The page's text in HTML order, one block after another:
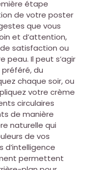
étape
de votre poster
que vous
et d’attention,
satisfaction ou
peau. Il peut s’agir
du
chaque soir, ou
votre crème
circulaires
de manière
naturelle qui
de vos
d’intelligence
permettent